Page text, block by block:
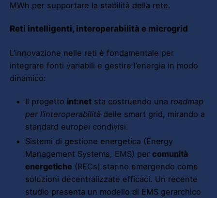
MWh per supportare la stabilità della rete.
Reti intelligenti, interoperabilità e microgrid
L’innovazione nelle reti è fondamentale per
integrare fonti variabili e gestire l’energia in modo
dinamico:
Il progetto int:net sta costruendo una roadmap
per l’interoperabilità delle smart grid, mirando a
standard europei condivisi.
Sistemi di gestione energetica (Energy
Management Systems, EMS) per comunità
energetiche (RECs) stanno emergendo come
soluzioni decentralizzate efficaci. Un recente
studio presenta un modello di EMS gerarchico